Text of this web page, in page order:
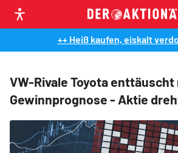
++ Heiß kaufen, eiskalt
VW-Rivale Toyota enttäuscht
Gewinnprognose - Aktie